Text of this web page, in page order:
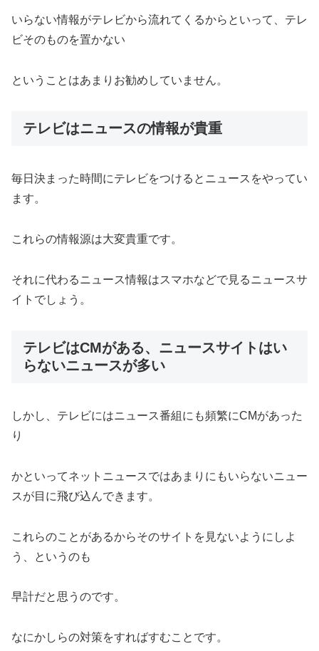
いらない情報がテレビから流れてくるからといって、テレ
ビそのものを置かない
ということはあまりお勧めしていません。
テレビはニュースの情報が貴重
毎日決まった時間にテレビをつけるとニュースをやってい
ます。
これらの情報源は大変貴重です。
それに代わるニュース情報はスマホなどで見るニュースサ
イトでしょう。
テレビはCMがある、ニュースサイトはい
らないニュースが多い
しかし、テレビにはニュース番組にも頻繁にCMがあった
り
かといってネットニュースではあまりにもいらないニュー
スが目に飛び込んできます。
これらのことがあるからそのサイトを見ないようにしよ
う、というのも
早計だと思うのです。
なにかしらの対策をすればすむことです。